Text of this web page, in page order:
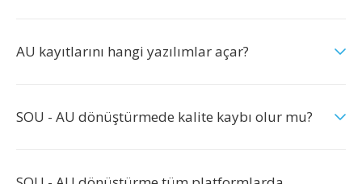
AU kayıtlarını hangi yazılımlar açar?
SOU - AU dönüştürmede kalite kaybı olur mu?